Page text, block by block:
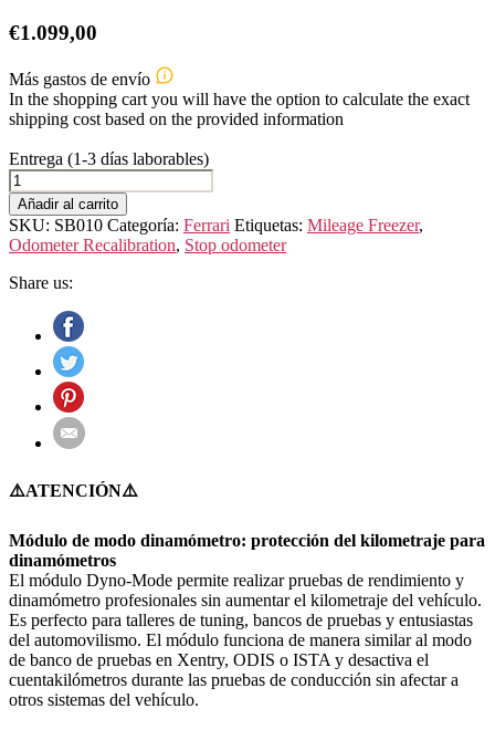
€1.099,00
Más gastos de envío
In the shopping cart you will have the option to calculate the exact
shipping cost based on the provided information
Entrega (1-3 días laborables)
FERRARI
MONZA
SP
cantidad
Añadir al carrito
SKU: SB010 Categoría: Ferrari Etiquetas: Mileage Freezer,
Odometer Recalibration, Stop odometer
Share us:
⚠️ATENCIÓN⚠️
Módulo de modo dinamómetro: protección del kilometraje para
dinamómetros
El módulo Dyno-Mode permite realizar pruebas de rendimiento y
dinamómetro profesionales sin aumentar el kilometraje del vehículo.
Es perfecto para talleres de tuning, bancos de pruebas y entusiastas
del automovilismo. El módulo funciona de manera similar al modo
de banco de pruebas en Xentry, ODIS o ISTA y desactiva el
cuentakilómetros durante las pruebas de conducción sin afectar a
otros sistemas del vehículo.